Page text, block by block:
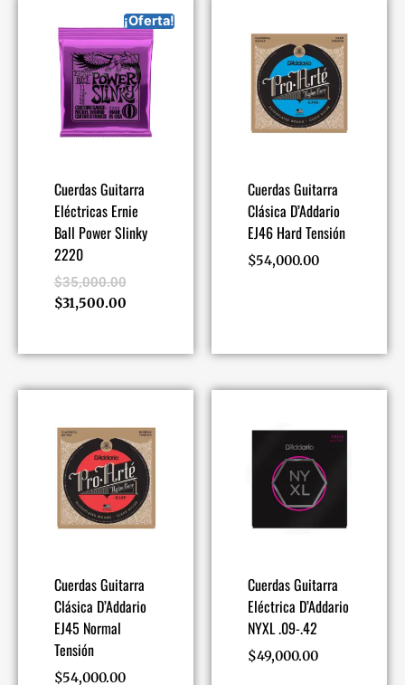
¡Oferta!
Cuerdas Guitarra
Eléctricas Ernie
Ball Power Slinky
2220
$35,000.00
$31,500.00
Cuerdas Guitarra
Clásica D’Addario
EJ46 Hard Tensión
$54,000.00
Cuerdas Guitarra
Clásica D’Addario
EJ45 Normal
Tensión
$54,000.00
Cuerdas Guitarra
Eléctrica D’Addario
NYXL .09-.42
$49,000.00